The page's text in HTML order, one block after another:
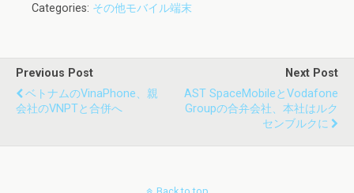
Categories: その他モバイル端末
Previous Post
ベトナムのVinaPhone、親
会社のVNPTと合併へ
Next Post
AST SpaceMobileとVodafone
Groupの合弁会社、本社はルク
センブルクに